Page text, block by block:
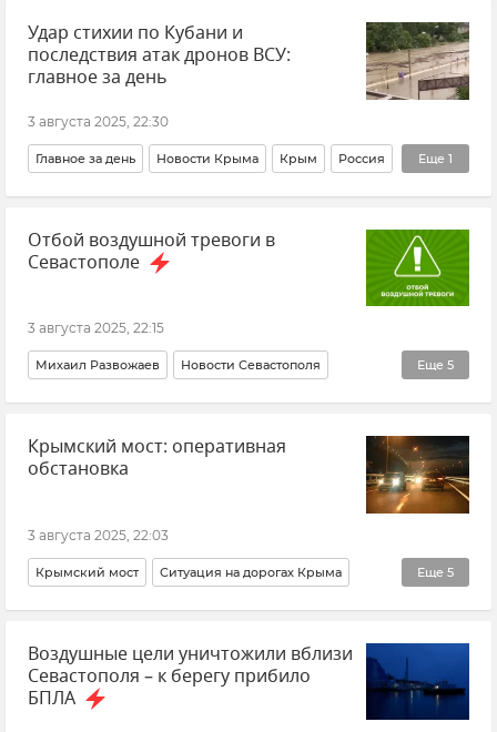
Паромы и катера в Севастополе
Департамент транспорта Севастополя
Удар стихии по Кубани и
последствия атак дронов ВСУ:
главное за день
3 августа 2025, 22:30
Еще 1
Главное за день Новости Крыма Крым Россия
Новости
Отбой воздушной тревоги в
Севастополе
3 августа 2025, 22:15
Еще 5
Михаил Развожаев Новости Севастополя
Севастополь Крым Срочные новости Крыма
Безопасность Республики Крым и Севастополя
Крымский мост: оперативная
обстановка
3 августа 2025, 22:03
Еще 5
Крымский мост Ситуация на дорогах Крыма
Крым Керчь Тамань Краснодарский край
Очереди на Крымском мосту
Воздушные цели уничтожили вблизи
Севастополя – к берегу прибило
БПЛА